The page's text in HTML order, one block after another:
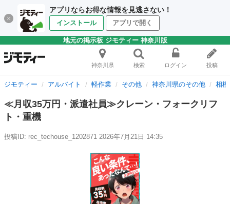
アプリならお得な情報を見逃さない！
インストール アプリで開く
地元の掲示板 ジモティー 神奈川版
神奈川県 検索 ログイン 投稿
ジモティー アルバイト 軽作業 その他 神奈川県のその他 相
≪月収35万円・派遣社員≫クレーン・フォークリフ
ト・重機
投稿ID: rec_techouse_1202871 2026年7月21日 14:35